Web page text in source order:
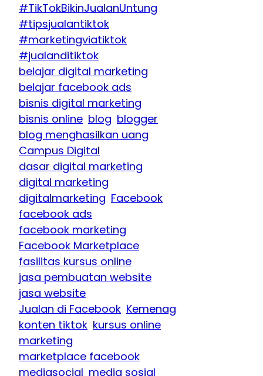
#TikTokBikinJualanUntung
#tipsjualantiktok
#marketingviatiktok
#jualanditiktok
belajar digital marketing
belajar facebook ads
bisnis digital marketing
bisnis online blog blogger
blog menghasilkan uang
Campus Digital
dasar digital marketing
digital marketing
digitalmarketing Facebook
facebook ads
facebook marketing
Facebook Marketplace
fasilitas kursus online
jasa pembuatan website
jasa website
Jualan di Facebook Kemenag
konten tiktok kursus online
marketing
marketplace facebook
mediasocial media sosial